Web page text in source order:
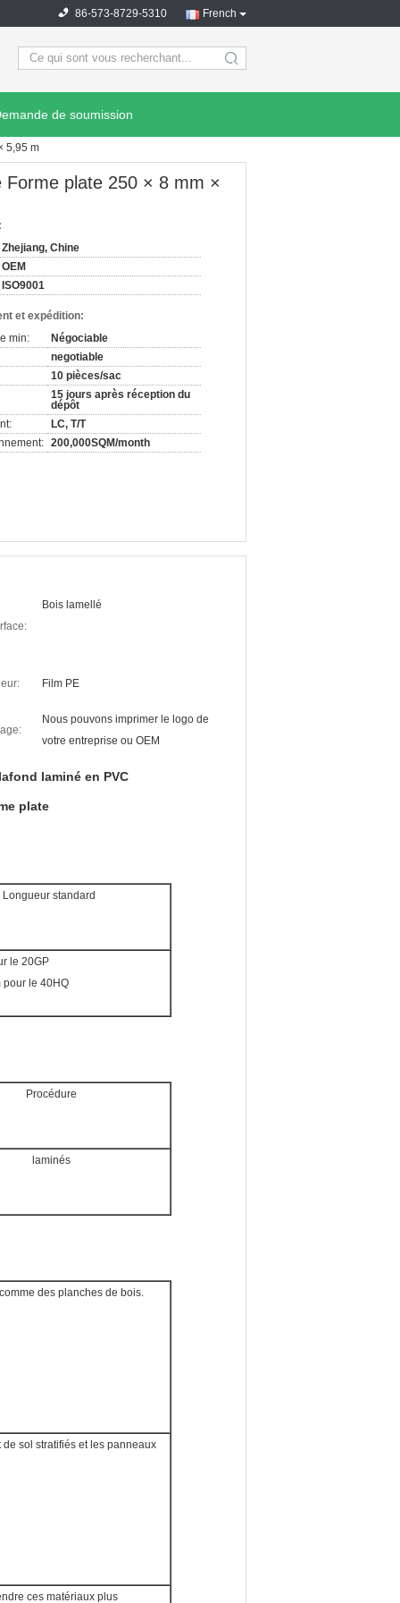
French
86-573-8729-5310
search
de soumission
5,95 m
Forme plate 250 × 8 mm ×
Zhejiang, Chine
OEM
ISO9001
et expédition:
min:
Négociable
negotiable
10 pièces/sac
15 jours après réception du
dépôt
LC, T/T
200,000SQM/month
Bois lamellé
Film PE
Nous pouvons imprimer le logo de
votre entreprise ou OEM
laminé en PVC
plate
Longueur standard
le 20GP
pour le 40HQ
Procédure
laminés
des planches de bois.
sol stratifiés et les panneaux
ces matériaux plus